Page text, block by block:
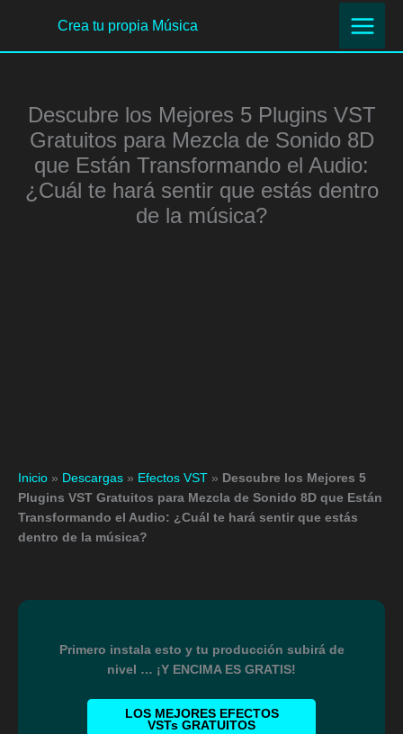
contenido
Crea tu propia Música
Descubre los Mejores 5 Plugins VST
Gratuitos para Mezcla de Sonido 8D
que Están Transformando el Audio:
¿Cuál te hará sentir que estás dentro
de la música?
Inicio » Descargas » Efectos VST » Descubre los Mejores 5
Plugins VST Gratuitos para Mezcla de Sonido 8D que Están
Transformando el Audio: ¿Cuál te hará sentir que estás
dentro de la música?
Primero instala esto y tu producción subirá de
nivel … ¡Y ENCIMA ES GRATIS!
LOS MEJORES EFECTOS
VSTs GRATUITOS